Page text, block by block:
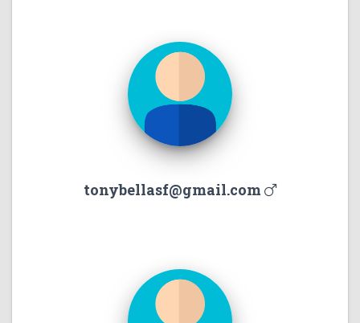
tonybellasf@gmail.com